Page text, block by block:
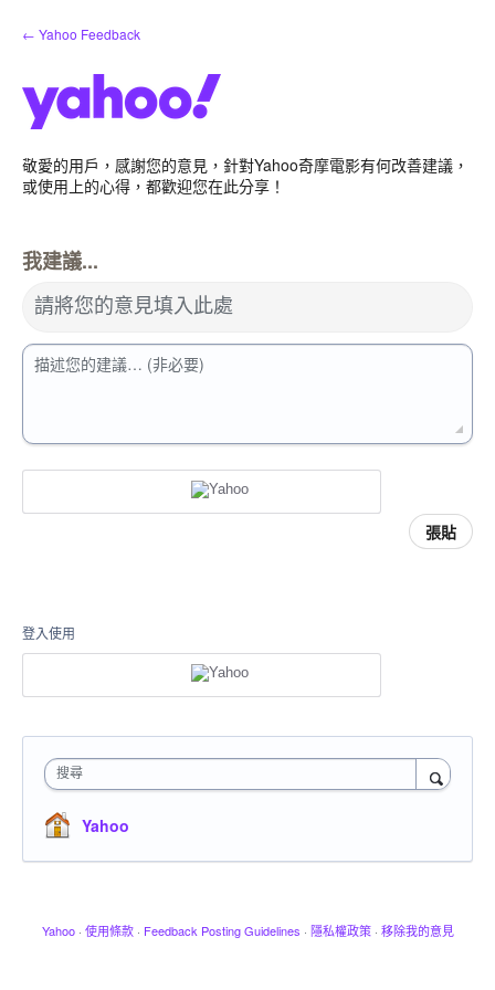
到
← Yahoo Feedback
敬愛的用戶，感謝您的意見，針對Yahoo奇摩電影有何改善建議，
或使用上的心得，都歡迎您在此分享！
我建議...
請將您的意見填入此處
描述您的建議… (非必要)
張貼
登入使用
搜尋
Yahoo
Yahoo · 使用條款 · Feedback Posting Guidelines · 隱私權政策 · 移除我的意見